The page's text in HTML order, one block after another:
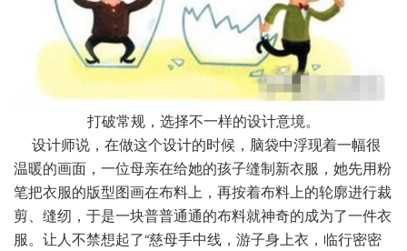
打破常规，选择不一样的设计意境。
设计师说，在做这个设计的时候，脑袋中浮现着一幅很
温暖的画面，一位母亲在给她的孩子缝制新衣服，她先用粉
笔把衣服的版型图画在布料上，再按着布料上的轮廓进行裁
剪、缝纫，于是一块普普通通的布料就神奇的成为了一件衣
服。让人不禁想起了“慈母手中线，游子身上衣，临行密密